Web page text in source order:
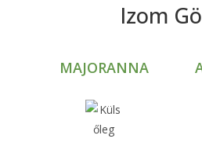
Izom
MAJORANNA